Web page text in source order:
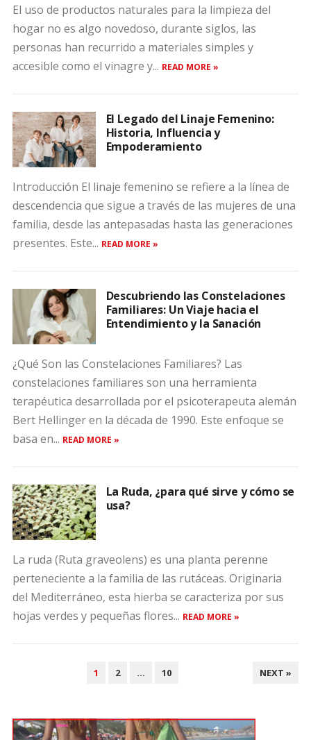
El uso de productos naturales para la limpieza del
hogar no es algo novedoso, durante siglos, las
personas han recurrido a materiales simples y
accesible como el vinagre y... READ MORE »
El Legado del Linaje Femenino:
Historia, Influencia y
Empoderamiento
Introducción El linaje femenino se refiere a la línea de
descendencia que sigue a través de las mujeres de una
familia, desde las antepasadas hasta las generaciones
presentes. Este... READ MORE »
Descubriendo las Constelaciones
Familiares: Un Viaje hacia el
Entendimiento y la Sanación
¿Qué Son las Constelaciones Familiares? Las
constelaciones familiares son una herramienta
terapéutica desarrollada por el psicoterapeuta alemán
Bert Hellinger en la década de 1990. Este enfoque se
basa en... READ MORE »
La Ruda, ¿para qué sirve y cómo se
usa?
La ruda (Ruta graveolens) es una planta perenne
perteneciente a la familia de las rutáceas. Originaria
del Mediterráneo, esta hierba se caracteriza por sus
hojas verdes y pequeñas flores... READ MORE »
1 2 … 10 NEXT »